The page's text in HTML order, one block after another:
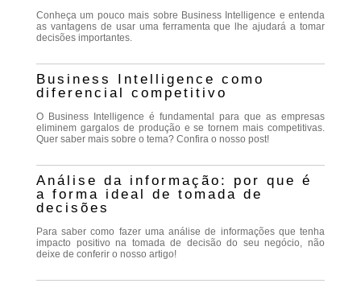
Conheça um pouco mais sobre Business Intelligence e entenda
as vantagens de usar uma ferramenta que lhe ajudará a tomar
decisões importantes.
Business Intelligence como
diferencial competitivo
O Business Intelligence é fundamental para que as empresas
eliminem gargalos de produção e se tornem mais competitivas.
Quer saber mais sobre o tema? Confira o nosso post!
Análise da informação: por que é
a forma ideal de tomada de
decisões
Para saber como fazer uma análise de informações que tenha
impacto positivo na tomada de decisão do seu negócio, não
deixe de conferir o nosso artigo!